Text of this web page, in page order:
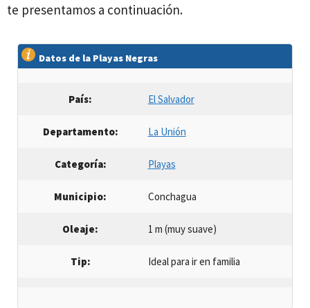
te presentamos a continuación.
Datos de la Playas Negras
País: El Salvador
Departamento: La Unión
Categoría: Playas
Municipio: Conchagua
Oleaje: 1 m (muy suave)
Tip: Ideal para ir en familia